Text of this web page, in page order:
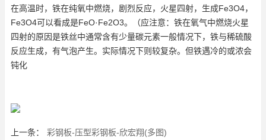
在高温时，铁在纯氧中燃烧，剧烈反应，火星四射，生成Fe3O4，
Fe3O4可以看成是FeO·Fe2O3。（应注意：铁在氧气中燃烧火星
四射的原因是铁丝中通常含有少量碳元素一般情况下，铁与稀硫酸
反应生成，有气泡产生。实际情况下则较复杂。但铁遇冷的或浓会
钝化
上一条：
彩钢板-压型彩钢板-欣宏翔(多图)